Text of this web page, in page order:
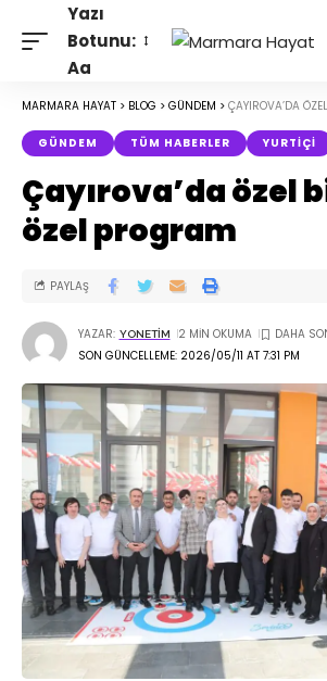
Yazı
Botunu:
Aa
MARMARA HAYAT > BLOG > GÜNDEM > ÇAYIROVA’DA ÖZEL
GÜNDEM TÜM HABERLER YURTIÇI
Çayırova’da özel
özel program
SON GÜNCELLEME: 2026/05/11 AT 7:31 PM
YAZAR: YONETIM 2 MIN OKUMA
PAYLAŞ